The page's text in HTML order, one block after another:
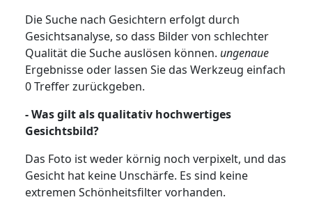
Die Suche nach Gesichtern erfolgt durch
Gesichtsanalyse, so dass Bilder von schlechter
Qualität die Suche auslösen können. ungenaue
Ergebnisse oder lassen Sie das Werkzeug einfach
0 Treffer zurückgeben.
- Was gilt als qualitativ hochwertiges
Gesichtsbild?
Das Foto ist weder körnig noch verpixelt, und das
Gesicht hat keine Unschärfe. Es sind keine
extremen Schönheitsfilter vorhanden.